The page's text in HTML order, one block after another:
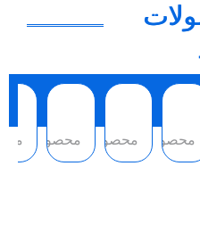
محصول محصول محصول